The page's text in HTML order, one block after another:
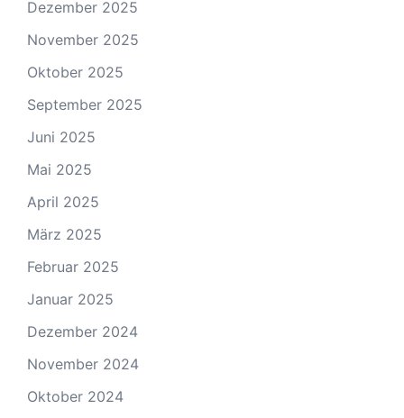
Dezember 2025
November 2025
Oktober 2025
September 2025
Juni 2025
Mai 2025
April 2025
März 2025
Februar 2025
Januar 2025
Dezember 2024
November 2024
Oktober 2024